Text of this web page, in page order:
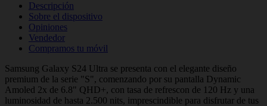
Descripción
Sobre el dispositivo
Opiniones
Vendedor
Compramos tu móvil
Samsung Galaxy S24 Ultra se presenta con el elegante diseño
premium de la serie "S", comenzando por su pantalla Dynamic
Amoled 2x de 6.8" QHD+, con tasa de refrescon de 120 Hz y una
luminosidad de hasta 2.500 nits, imprescindible para disfrutar de tus